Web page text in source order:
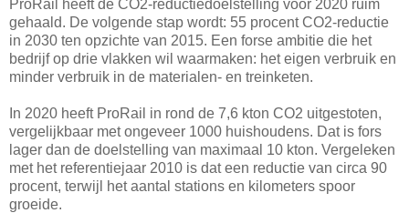
ProRail heeft de CO2-reductiedoelstelling voor 2020 ruim
gehaald. De volgende stap wordt: 55 procent CO2-reductie
in 2030 ten opzichte van 2015. Een forse ambitie die het
bedrijf op drie vlakken wil waarmaken: het eigen verbruik en
minder verbruik in de materialen- en treinketen.
In 2020 heeft ProRail in rond de 7,6 kton CO2 uitgestoten,
vergelijkbaar met ongeveer 1000 huishoudens. Dat is fors
lager dan de doelstelling van maximaal 10 kton. Vergeleken
met het referentiejaar 2010 is dat een reductie van circa 90
procent, terwijl het aantal stations en kilometers spoor
groeide.